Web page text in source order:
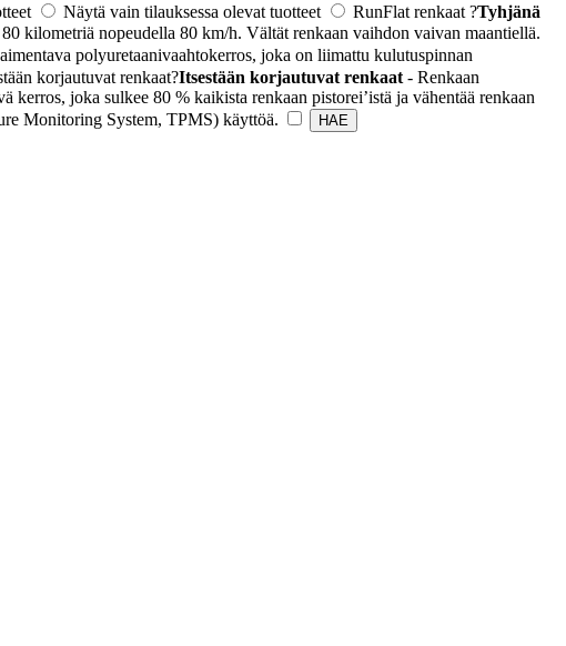
Näytä vain tilauksessa olevat tuotteet RunFlat renkaat ?Tyhjänä
kilometriä nopeudella 80 km/h. Vältät renkaan vaihdon vaivan maantiellä.
polyuretaanivaahtokerros, joka on liimattu kulutuspinnan
korjautuvat renkaat?Itsestään korjautuvat renkaat - Renkaan
joka sulkee 80 % kaikista renkaan pistorei’istä ja vähentää renkaan
Monitoring System, TPMS) käyttöä.